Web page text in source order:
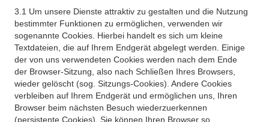
3.1 Um unsere Dienste attraktiv zu gestalten und die Nutzung
bestimmter Funktionen zu ermöglichen, verwenden wir
sogenannte Cookies. Hierbei handelt es sich um kleine
Textdateien, die auf Ihrem Endgerät abgelegt werden. Einige
der von uns verwendeten Cookies werden nach dem Ende
der Browser-Sitzung, also nach Schließen Ihres Browsers,
wieder gelöscht (sog. Sitzungs-Cookies). Andere Cookies
verbleiben auf Ihrem Endgerät und ermöglichen uns, Ihren
Browser beim nächsten Besuch wiederzuerkennen
(persistente Cookies). Sie können Ihren Browser so